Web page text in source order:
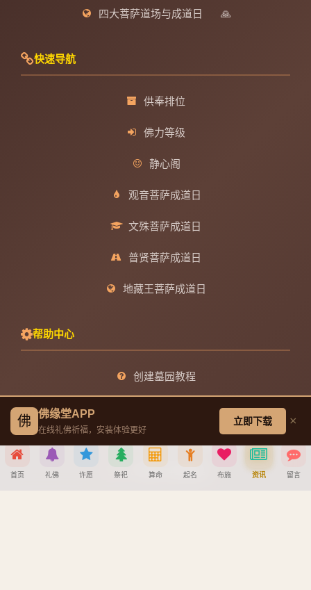
四大菩萨道场与成道日 🙏
快速导航
供奉排位
佛力等级
静心阁
观音菩萨成道日
文殊菩萨成道日
普贤菩萨成道日
地藏王菩萨成道日
帮助中心
创建墓园教程
八字算命详细教程
佛 佛缘堂APP
在线礼佛祈福，安装体验更好
立即下载 ×
首页 礼佛 许愿 祭祀 算命 起名 布施 资讯 留言